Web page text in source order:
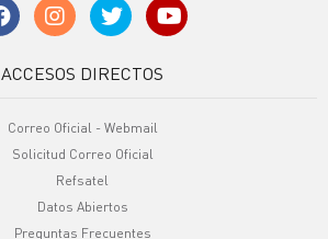
ACCESOS DIRECTOS
Correo Oficial - Webmail
Solicitud Correo Oficial
Refsatel
Datos Abiertos
Preguntas Frecuentes